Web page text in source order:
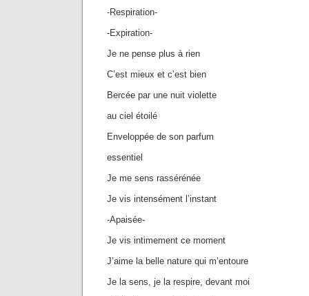
-Respiration-
-Expiration-
Je ne pense plus à rien
C’est mieux et c’est bien
Bercée par une nuit violette
au ciel étoilé
Enveloppée de son parfum
essentiel
Je me sens rassérénée
Je vis intensément l’instant
-Apaisée-
Je vis intimement ce moment
J’aime la belle nature qui m’entoure
Je la sens, je la respire, devant moi